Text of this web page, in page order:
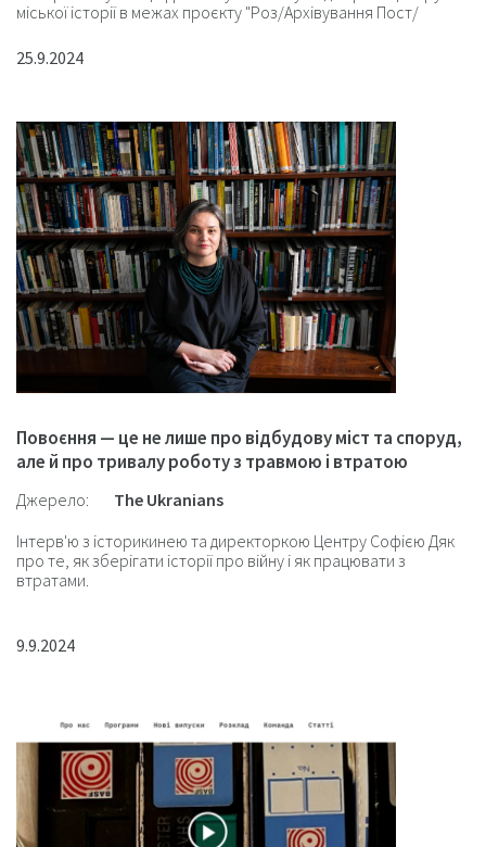
міської історії в межах проєкту "Роз/Архівування Пост/
25.9.2024
Повоєння — це не лише про відбудову міст та споруд,
але й про тривалу роботу з травмою і втратою
Джерело:
The Ukranians
Інтерв'ю з історикинею та директоркою Центру Софією Дяк
про те, як зберігати історії про війну і як працювати з
втратами.
9.9.2024